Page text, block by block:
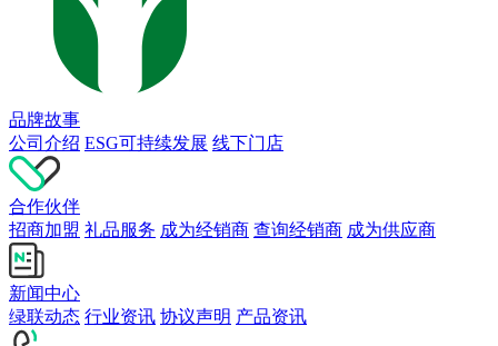
品牌故事
公司介绍 ESG可持续发展 线下门店
合作伙伴
招商加盟 礼品服务 成为经销商 查询经销商 成为供应商
新闻中心
绿联动态 行业资讯 协议声明 产品资讯